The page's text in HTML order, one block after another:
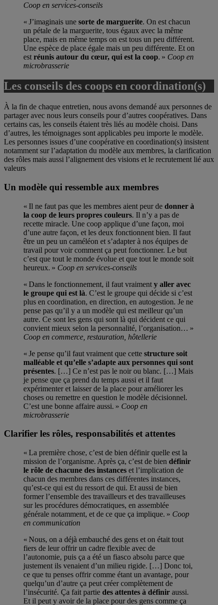
Coop en services-conseils
« J’imaginais une sorte de marguerite. On est chacun
un pétale de la marguerite, tous égaux avec la même
place, mais en même temps on est tous un peu différent.
Une espèce de place égale mais un peu différente. Et on
est réunis autour du cœur, qui est la coop. » Coop en
microbrasserie
Les conseils des coops en coordination(s)
À la fin de chaque entretien, nous avons demandé aux personnes de
partager avec nous leurs conseils pour d’autres coopératives. Dans
certains cas, les conseils étaient très liés au modèle choisi. Dans
d’autres, les témoignages sont applicables peu importe le modèle.
Les personnes issues d’une coopérative en coordination(s) insistent
notamment sur l’adaptation du modèle aux membres, la clarification
des rôles mais aussi l’alignement des visions et le recrutement lié aux
valeurs
Un modèle qui ressemble aux membres
« Il ne faut pas que les membres aient peur de donner à
la coop de leurs propres couleurs. Il n’y a pas de
recette miracle. Une coop applique d’une façon, moi
d’une autre façon, et les deux fonctionnent bien. Il faut
être un peu un caméléon et s’adapter à nos équipes de
travail pour voir comment ça peut fonctionner. Le but
c’est que tout le monde évolue et que tout le monde soit
heureux. » Coop en services-conseils
« Dans le fonctionnement, il faut vraiment y aller avec
le groupe qui est là. C’est le groupe qui décide si c’est
plus en coordination, en direction, en autogestion. Je ne
pense pas qu’il y a un modèle qui est meilleur qu’un
autre. Ce sont les gens qui sont là qui décident ce qui
convient mieux selon la personnalité, l’organisation… »
Coop en commerce, restauration, hôtellerie
« Je pense qu’il faut vraiment que cette structure soit
malléable et qu’elle s’adapte aux personnes qui sont
présentes. […] Ce n’est pas le noir ou blanc. […] Mais
je pense que ça prend du temps aussi et il faut
expérimenter et laisser de la place pour améliorer les
choses ou remettre en question le modèle décisionnel.
C’est une bonne affaire aussi. » Coop en
microbrasserie
Clarifier les rôles, responsabilités et attentes
« La première chose, c’est de bien définir quelle est la
mission de l’organisme. Après ça, c’est de bien définir
le rôle de chacune des instances et l’implication de
chacun des membres dans ces différentes instances,
qu’est-ce qui est du ressort de qui. Et aussi de bien
former l’ensemble des travailleurs et des travailleuses
sur les procédures démocratiques, en assemblée
générale notamment, et de ce que ça implique. » Coop
en communication
« Nous, on a déjà embauché des gens et on était tout
fiers de leur offrir un cadre flexible avec de
l’autonomie, puis ça a été un fiasco absolu parce que
justement ils venaient d’un milieu rigide. […] Donc toi,
ce que tu penses offrir comme étant un avantage, pour
quelqu’un d’autre ça peut créer complètement de
l’insécurité. Ça fait partie des attentes à définir aussi.
Et il peut y avoir de la place pour des gens comme ça